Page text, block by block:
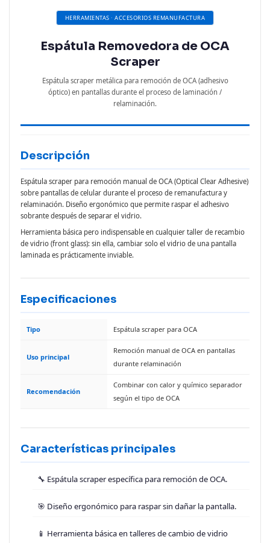
HERRAMIENTAS · ACCESORIOS REMANUFACTURA
Espátula Removedora de OCA
Scraper
Espátula scraper metálica para remoción de OCA (adhesivo
óptico) en pantallas durante el proceso de laminación /
relaminación.
Descripción
Espátula scraper para remoción manual de OCA (Optical Clear Adhesive)
sobre pantallas de celular durante el proceso de remanufactura y
relaminación. Diseño ergonómico que permite raspar el adhesivo
sobrante después de separar el vidrio.
Herramienta básica pero indispensable en cualquier taller de recambio
de vidrio (front glass): sin ella, cambiar solo el vidrio de una pantalla
laminada es prácticamente inviable.
Especificaciones
Tipo Espátula scraper para OCA
Uso principal
Remoción manual de OCA en pantallas
durante relaminación
Recomendación
Combinar con calor y químico separador
según el tipo de OCA
Características principales
🔧 Espátula scraper específica para remoción de OCA.
🎯 Diseño ergonómico para raspar sin dañar la pantalla.
📱 Herramienta básica en talleres de cambio de vidrio